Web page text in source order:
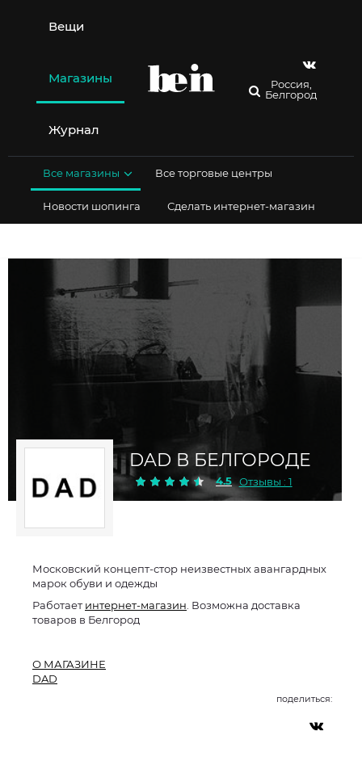
содержимому
Вещи
Магазины
Журнал
Россия,
Белгород
Все магазины Все торговые центры
Новости шопинга Сделать интернет-магазин
DAD В БЕЛГОРОДЕ
4.5 Отзывы : 1
Московский концепт-стор неизвестных авангардных
марок обуви и одежды
Работаетинтернет-магазин . Возможна доставка
товаров в Белгород
О МАГАЗИНЕ
DAD
поделиться: